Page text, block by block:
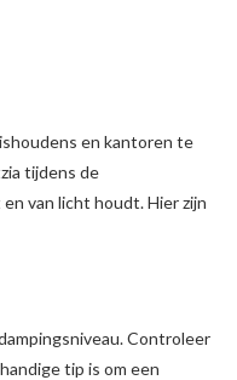
en kantoren te
tijdens de
van licht houdt. Hier zijn
Controleer
tip is om een